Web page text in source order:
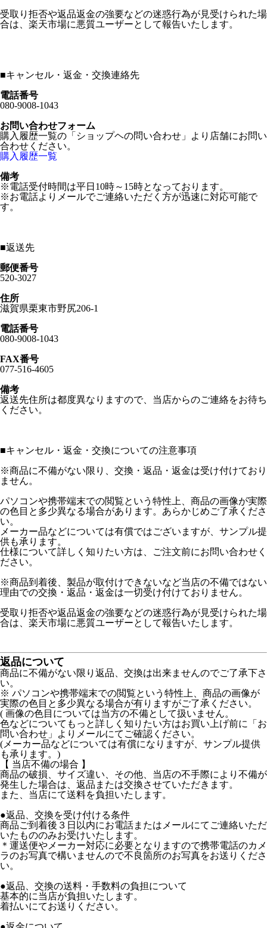
受取り拒否や返品返金の強要などの迷惑行為が見受けられた場
合は、楽天市場に悪質ユーザーとして報告いたします。
■キャンセル・返金・交換連絡先
電話番号
080-9008-1043
お問い合わせフォーム
購入履歴一覧の「ショップヘの問い合わせ」より店舗にお問い
合わせください。
購入履歴一覧
備考
※電話受付時間は平日10時～15時となっております。
※お電話よりメールでご連絡いただく方が迅速に対応可能で
す。
■返送先
郵便番号
520-3027
住所
滋賀県栗東市野尻206-1
電話番号
080-9008-1043
FAX番号
077-516-4605
備考
返送先住所は都度異なりますので、当店からのご連絡をお待ち
ください。
■キャンセル・返金・交換についての注意事項
※商品に不備がない限り、交換・返品・返金は受け付けており
ません。
パソコンや携帯端末での閲覧という特性上、商品の画像が実際
の色目と多少異なる場合があります。あらかじめご了承くださ
い。
メーカー品などについては有償ではございますが、サンプル提
供も承ります。
仕様について詳しく知りたい方は、ご注文前にお問い合わせく
ださい。
※商品到着後、製品が取付けできないなど当店の不備ではない
理由での交換・返品・返金は一切受け付けておりません。
受取り拒否や返品返金の強要などの迷惑行為が見受けられた場
合は、楽天市場に悪質ユーザーとして報告いたします。
返品について
商品に不備がない限り返品、交換は出来ませんのでご了承下さ
い。
※ パソコンや携帯端末での閲覧という特性上、商品の画像が
実際の色目と多少異なる場合が有りますがご了承ください。
( 画像の色目については当方の不備として扱いません。
色などについてもっと詳しく知りたい方はお買い上げ前に「お
問い合わせ」よりメールにてご確認ください。
(メーカー品などについては有償になりますが、サンプル提供
も承ります。)
【 当店不備の場合 】
商品の破損、サイズ違い、その他、当店の不手際により不備が
発生した場合は、返品または交換させていただきます。
また、当店にて送料を負担いたします。
●返品、交換を受け付ける条件
商品ご到着後３日以内にお電話またはメールにてご連絡いただ
いたもののみお受けいたします。
＊運送便やメーカー対応に必要となりますので携帯電話のカメ
ラのお写真で構いませんので不良箇所のお写真をお送りくださ
い。
●返品、交換の送料・手数料の負担について
基本的に当店が負担いたします。
着払いにてお送りください。